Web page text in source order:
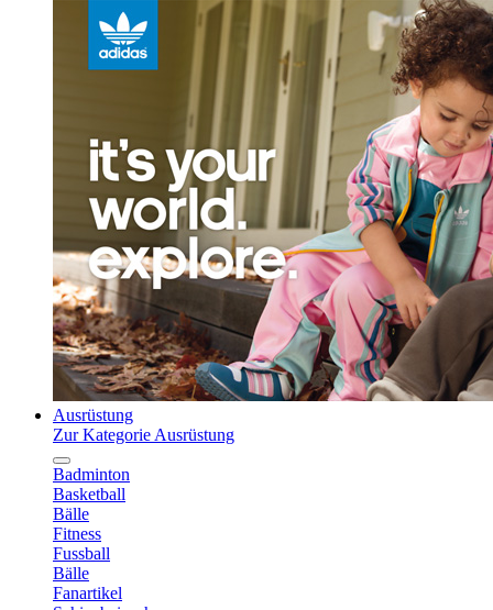
Ausrüstung
Zur Kategorie Ausrüstung
Badminton
Basketball
Bälle
Fitness
Fussball
Bälle
Fanartikel